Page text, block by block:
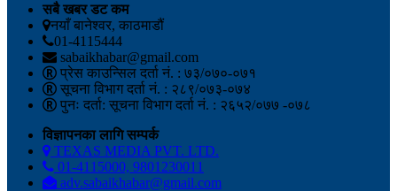
सबै खबर डट कम
नयाँ बानेश्वर, काठमाडौं
01-4115444
sabaikhabar@gmail.com
प्रेस काउन्सिल दर्ता नं. : ७३/०७०-०७१
सूचना विभाग दर्ता नं. : २८९/०७३-०७४
पुनः दर्ता: सूचना विभाग दर्ता नं. : २६५२/०७७ -०७८
विज्ञापनका लागि सम्पर्क
TEXAS MEDIA PVT. LTD.
01-4115000, 9801230011
adv.sabaikhabar@gmail.com